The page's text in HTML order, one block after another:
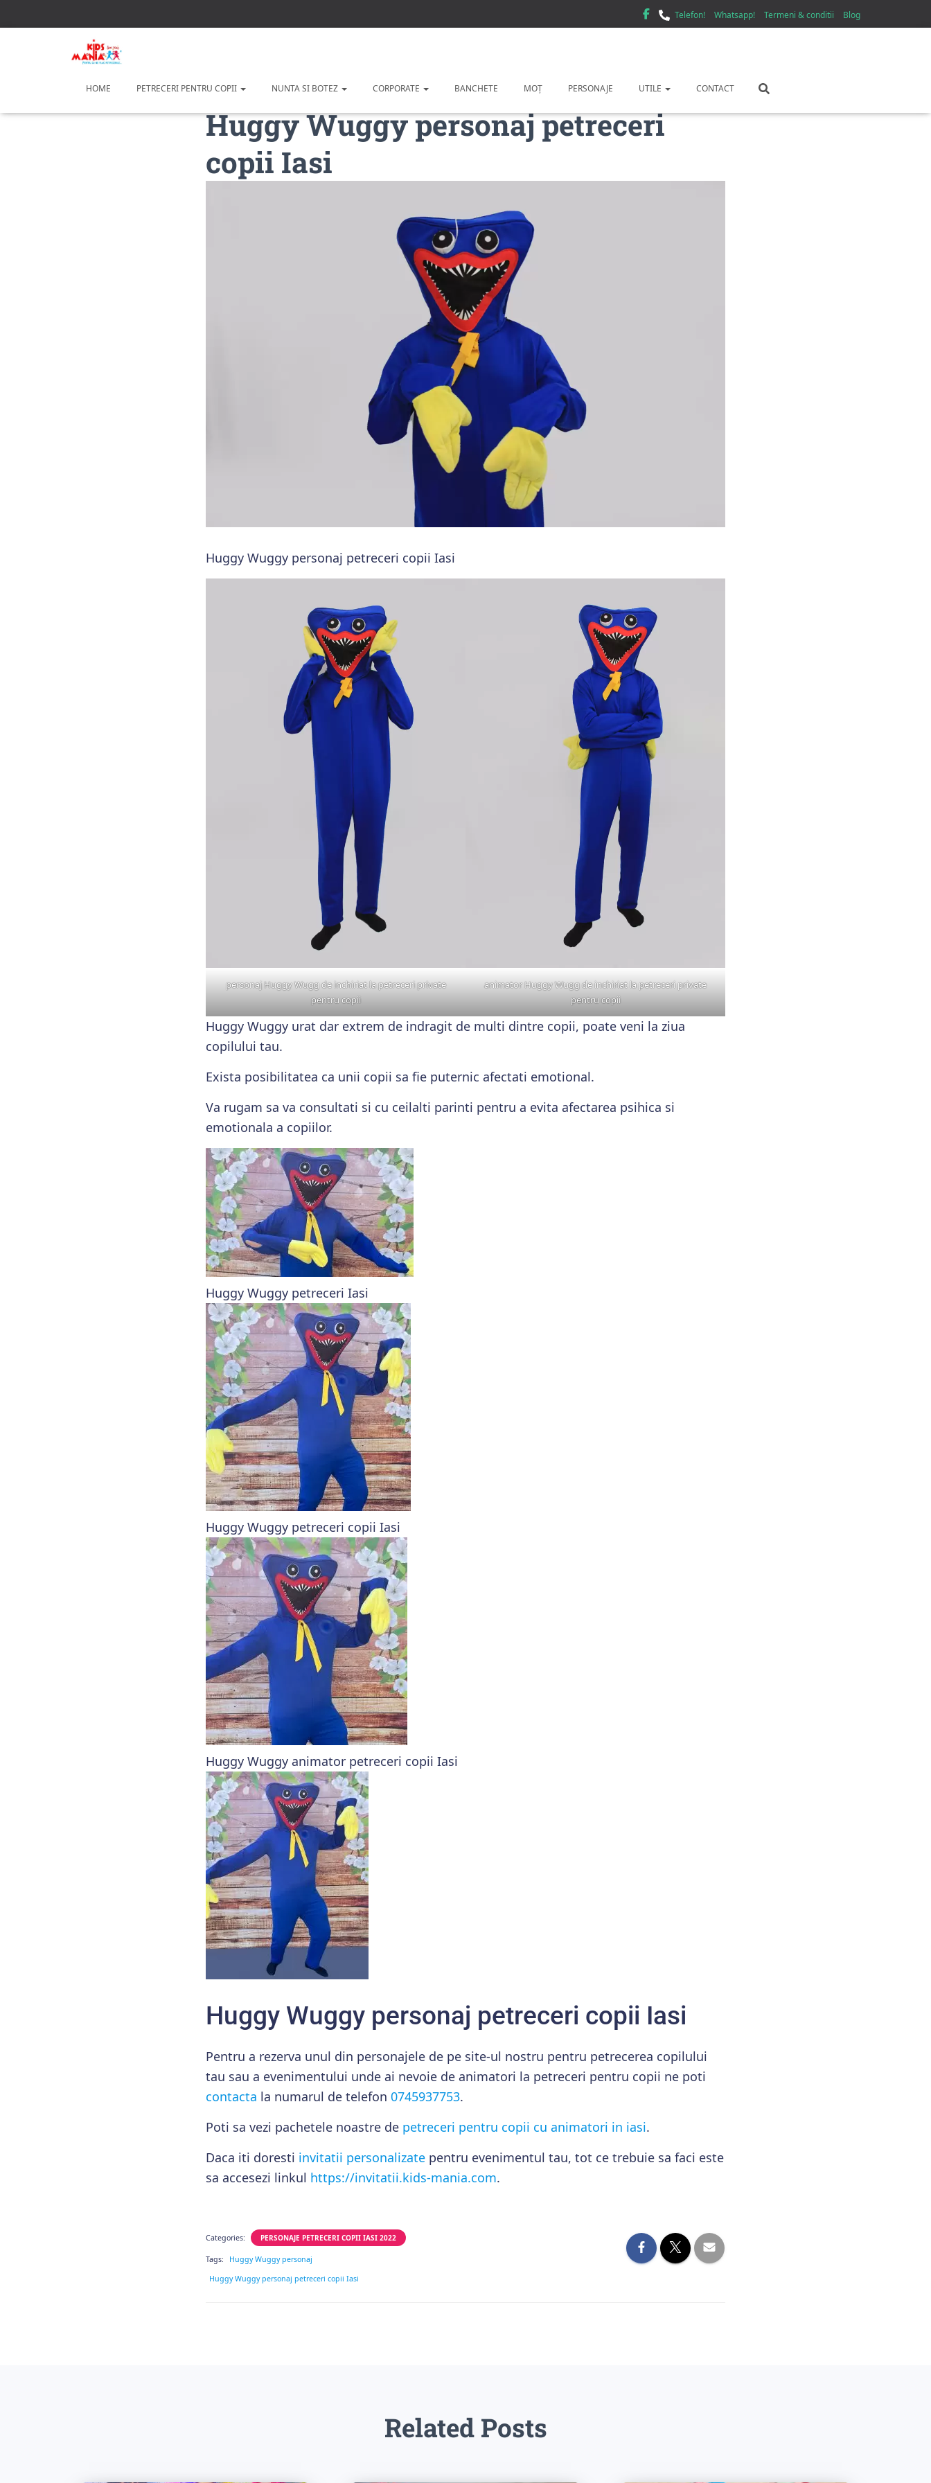
Telefon! Whatsapp! Termeni & conditii Blog
HOME PETRECERI PENTRU COPII NUNTA SI BOTEZ CORPORATE BANCHETE MOȚ PERSONAJE UTILE CONTACT
Huggy Wuggy personaj petreceri
copii Iasi
Huggy Wuggy personaj petreceri copii Iasi
personaj Huggy Wugg de inchiriat la petreceri private
pentru copii
animator Huggy Wugg de inchiriat la petreceri private
pentru copii
Huggy Wuggy urat dar extrem de indragit de multi dintre copii, poate veni la ziua
copilului tau.
Exista posibilitatea ca unii copii sa fie puternic afectati emotional.
Va rugam sa va consultati si cu ceilalti parinti pentru a evita afectarea psihica si
emotionala a copiilor.
Huggy Wuggy petreceri Iasi
Huggy Wuggy petreceri copii Iasi
Huggy Wuggy animator petreceri copii Iasi
Huggy Wuggy personaj petreceri copii Iasi
Pentru a rezerva unul din personajele de pe site-ul nostru pentru petrecerea copilului
tau sau a evenimentului unde ai nevoie de animatori la petreceri pentru copii ne poti
contacta la numarul de telefon 0745937753.
Poti sa vezi pachetele noastre de petreceri pentru copii cu animatori in iasi.
Daca iti doresti invitatii personalizate pentru evenimentul tau, tot ce trebuie sa faci este
sa accesezi linkul https://invitatii.kids-mania.com.
Categories: PERSONAJE PETRECERI COPII IASI 2022
Tags:
Huggy Wuggy personaj
Huggy Wuggy personaj petreceri copii Iasi
Related Posts